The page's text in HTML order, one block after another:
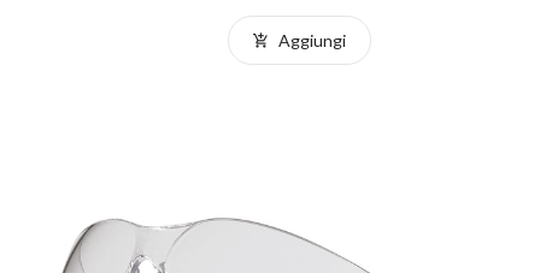
Aggiungi